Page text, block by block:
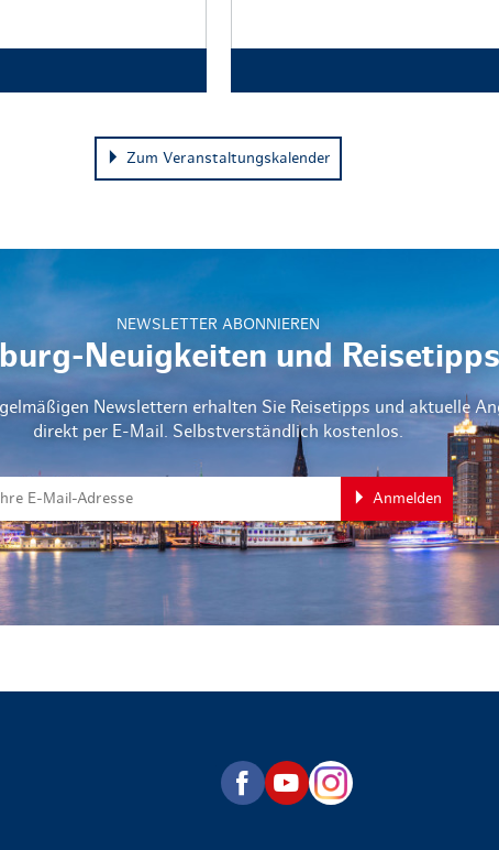
Zum Veranstaltungskalender
NEWSLETTER ABONNIEREN
Neuigkeiten und
Newslettern erhalten Sie Reisetipps und aktuelle
direkt per E-Mail. Selbstverständlich kostenlos.
Anmelden
zurück zur Startseite